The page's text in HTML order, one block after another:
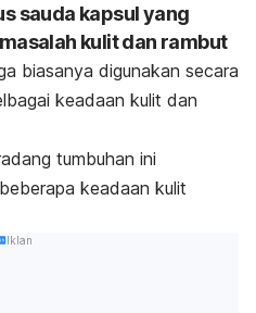
sauda kapsul yang
kulit dan rambut
biasanya digunakan secara
keadaan kulit dan
tumbuhan ini
keadaan kulit
Iklan